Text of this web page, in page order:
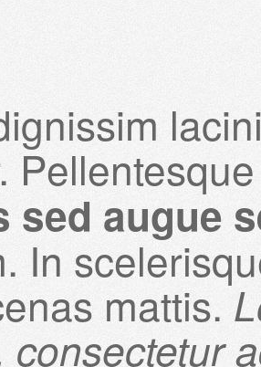
sed augue
In
mattis.
consectetur